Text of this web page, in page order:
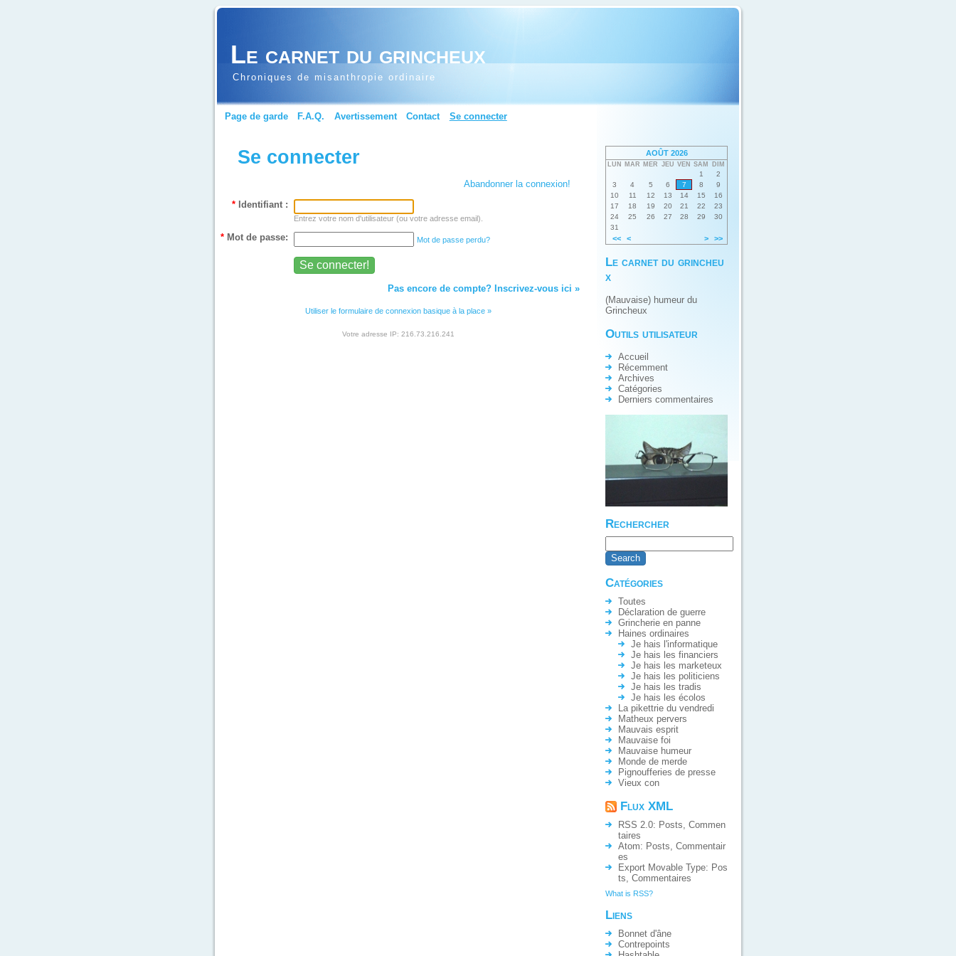
Le carnet du grincheux
Chroniques de misanthropie ordinaire
Page de garde F.A.Q. Avertissement Contact Se connecter
Se connecter
Abandonner la connexion!
* Identifiant :
Entrez votre nom d'utilisateur (ou votre adresse email).
* Mot de passe: Mot de passe perdu?
Pas encore de compte? Inscrivez-vous ici »
Utiliser le formulaire de connexion basique à la place »
Votre adresse IP: 216.73.216.241
AOÛT 2026
LUN MAR MER JEU VEN SAM DIM
1
2
3
4 5 6 7 8
9
10
11 12 13 14 15
16
17
18 19 20 21 22
23
24
25 26 27 28 29
30
31
<< < > >>
Le carnet du grincheu
x
(Mauvaise) humeur du
Grincheux
Outils utilisateur
Accueil
Récemment
Archives
Catégories
Derniers commentaires
Rechercher
Catégories
Toutes
Déclaration de guerre
Grincherie en panne
Haines ordinaires
Je hais l'informatique
Je hais les financiers
Je hais les marketeux
Je hais les politiciens
Je hais les tradis
Je hais les écolos
La pikettrie du vendredi
Matheux pervers
Mauvais esprit
Mauvaise foi
Mauvaise humeur
Monde de merde
Pignoufferies de presse
Vieux con
Flux XML
RSS 2.0: Posts Commen
taires
Atom: Posts Commentair
es
Export Movable Type: Pos
ts Commentaires
What is RSS?
Liens
Bonnet d'âne
Contrepoints